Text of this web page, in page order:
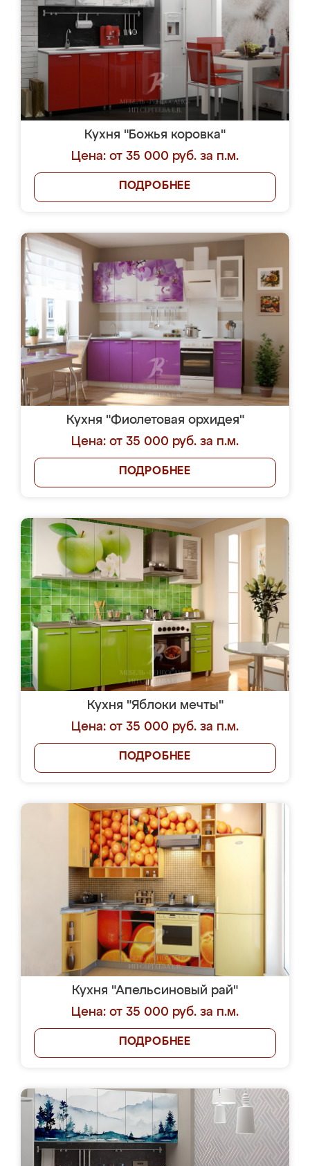
Кухня "Божья коровка"
Цена: от 35 000 руб. за п.м.
ПОДРОБНЕЕ
Кухня "Фиолетовая орхидея"
Цена: от 35 000 руб. за п.м.
ПОДРОБНЕЕ
Кухня "Яблоки мечты"
Цена: от 35 000 руб. за п.м.
ПОДРОБНЕЕ
Кухня "Апельсиновый рай"
Цена: от 35 000 руб. за п.м.
ПОДРОБНЕЕ